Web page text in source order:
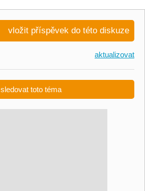
vložit příspěvek do této diskuze
aktualizovat
sledovat toto téma